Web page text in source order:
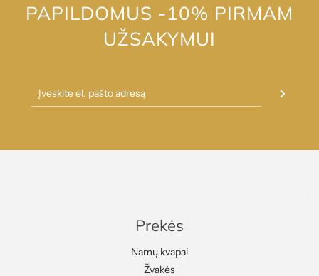
PAPILDOMUS -10% PIRMAM
UŽSAKYMUI
Prekės
Namų kvapai
Žvakės